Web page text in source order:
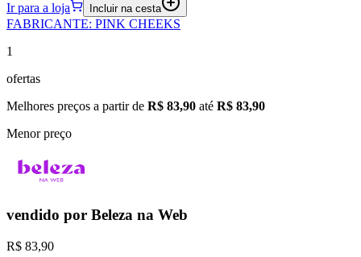
Ir para a loja Incluir na cesta
FABRICANTE: PINK CHEEKS
1
ofertas
Melhores preços a partir de R$ 83,90 até R$ 83,90
Menor preço
vendido por Beleza na Web
R$ 83,90